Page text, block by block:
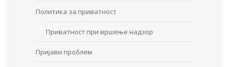
Политика за приватност
Приватност при вршење надзор
Пријави проблем